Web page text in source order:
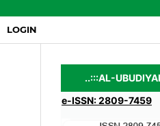
LOGIN
..:::AL-
e-ISSN: 2809-7459